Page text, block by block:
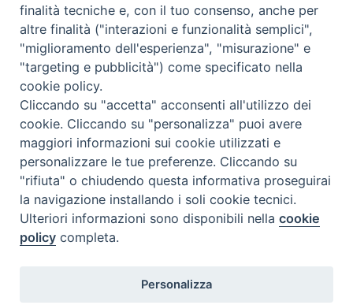
finalità tecniche e, con il tuo consenso, anche per
altre finalità ("interazioni e funzionalità semplici",
"miglioramento dell'esperienza", "misurazione" e
"targeting e pubblicità") come specificato nella
cookie policy.
Cliccando su "accetta" acconsenti all'utilizzo dei
cookie. Cliccando su "personalizza" puoi avere
maggiori informazioni sui cookie utilizzati e
personalizzare le tue preferenze. Cliccando su
"rifiuta" o chiudendo questa informativa proseguirai
la navigazione installando i soli cookie tecnici.
Ulteriori informazioni sono disponibili nellacookie
policy completa.
Personalizza